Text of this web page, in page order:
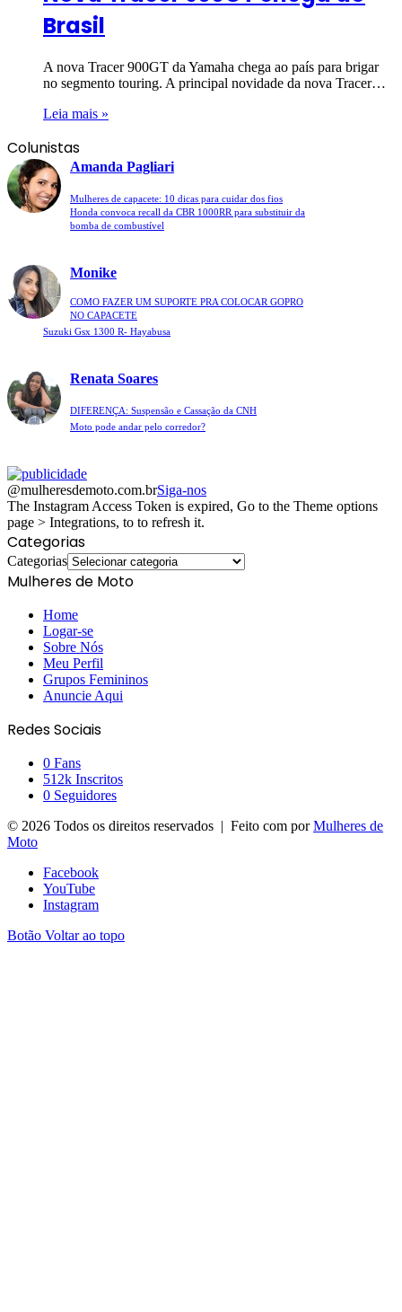
Brasil
A nova Tracer 900GT da Yamaha chega ao país para brigar
no segmento touring. A principal novidade da nova Tracer…
Leia mais »
Colunistas
Amanda Pagliari
Mulheres de capacete: 10 dicas para cuidar dos fios
Honda convoca recall da CBR 1000RR para substituir da
bomba de combustível
Monike
COMO FAZER UM SUPORTE PRA COLOCAR GOPRO
NO CAPACETE
Suzuki Gsx 1300 R- Hayabusa
Renata Soares
DIFERENÇA: Suspensão e Cassação da CNH
Moto pode andar pelo corredor?
@mulheresdemoto.com.brSiga-nos
The Instagram Access Token is expired, Go to the Theme options
page > Integrations, to to refresh it.
Categorias
Categorias
Mulheres de Moto
Home
Logar-se
Sobre Nós
Meu Perfil
Grupos Femininos
Anuncie Aqui
Redes Sociais
0 Fans
512k Inscritos
0 Seguidores
© 2026 Todos os direitos reservados | Feito com porMulheres de
Moto
Facebook
YouTube
Instagram
Botão Voltar ao topo